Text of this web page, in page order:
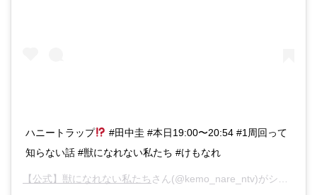
ハニートラップ
#田中圭 #本日19:00〜20:54 #1周回って
知らない話 #獣になれない私たち #けもなれ
【公式】獣になれない私たち さん(@kemo_nare_ntv)がシェアした投稿 -